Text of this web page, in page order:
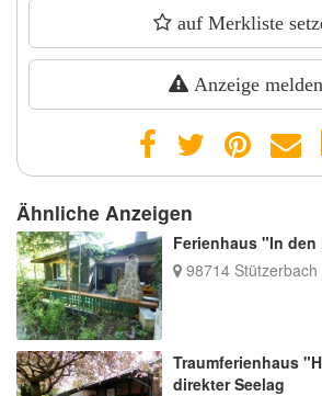
auf Merkliste
Anzeige melden
Ähnliche Anzeigen
Ferienhaus "In
98714 Stützerbach
Traumferienhaus
direkter Seelag